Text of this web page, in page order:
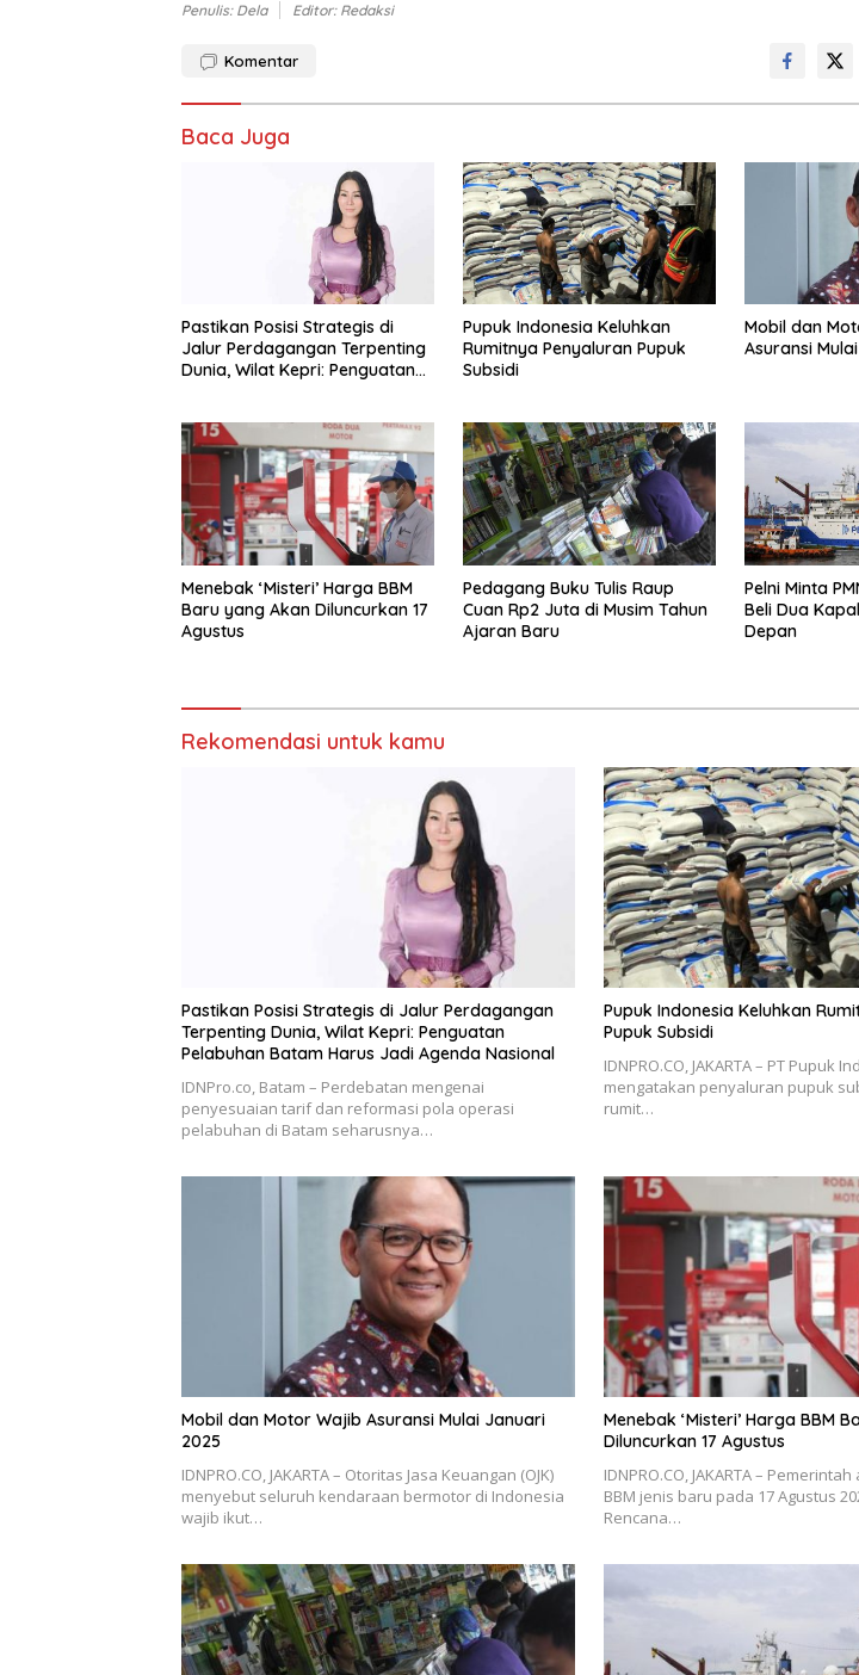
Penulis: Dela Editor: Redaksi
Komentar
Baca Juga
Pastikan Posisi Strategis di
Jalur Perdagangan Terpenting
Dunia, Wilat Kepri: Penguatan
Pupuk Indonesia Keluhkan
Rumitnya Penyaluran Pupuk
Subsidi
Mobil dan
Asuransi
Menebak ‘Misteri’ Harga BBM
Baru yang Akan Diluncurkan 17
Agustus
Pedagang Buku Tulis Raup
Cuan Rp2 Juta di Musim Tahun
Ajaran Baru
Pelni Minta
Beli Dua
Depan
Rekomendasi untuk kamu
Pastikan Posisi Strategis di Jalur Perdagangan
Terpenting Dunia, Wilat Kepri: Penguatan
Pelabuhan Batam Harus Jadi Agenda Nasional
IDNPro.co, Batam – Perdebatan mengenai
penyesuaian tarif dan reformasi pola operasi
pelabuhan di Batam seharusnya…
Pupuk Indonesia Keluhkan
Pupuk Subsidi
IDNPRO.CO, JAKARTA – PT Pupuk
mengatakan penyaluran pupuk
rumit…
Mobil dan Motor Wajib Asuransi Mulai Januari
2025
IDNPRO.CO, JAKARTA – Otoritas Jasa Keuangan (OJK)
menyebut seluruh kendaraan bermotor di Indonesia
wajib ikut…
Menebak ‘Misteri’ Harga BBM
Diluncurkan 17 Agustus
IDNPRO.CO, JAKARTA –
BBM jenis baru pada 17 Agustus
Rencana…